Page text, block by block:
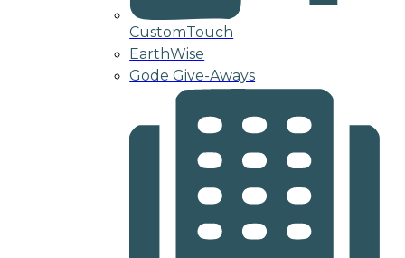
CustomTouch
EarthWise
Gode Give-Aways